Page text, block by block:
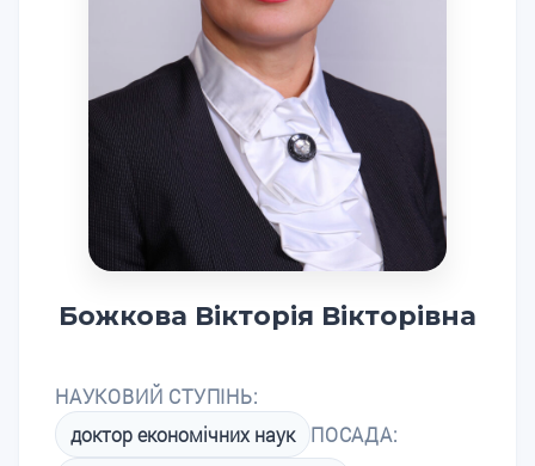
Божкова Вікторія Вікторівна
НАУКОВИЙ СТУПІНЬ:
доктор економічних наук
ПОСАДА: